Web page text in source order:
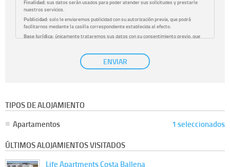
Finalidad: sus datos serán usados para poder atender sus solicitudes y prestarle
nuestros servicios.
Publicidad: solo le enviaremos publicidad con su autorización previa, que podrá
facilitarnos mediante la casilla correspondiente establecida al efecto.
Base Jurídica: únicamente trataremos sus datos con su consentimiento previo, que
con carácter general, sólo el personal de nuestra entidad que esté
debidamente autorizado podrá tener conocimiento de la información que le pedimos.
No se comunicarán datos a terceros.
Información complementaria:
sobre cómo tratamos sus datos en la
ENVIAR
TIPOS DE ALOJAMIENTO
Apartamentos
1 seleccionados
ÚLTIMOS ALOJAMIENTOS VISITADOS
Life Apartments Costa Ballena